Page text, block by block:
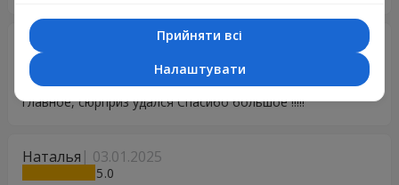
Виктория 29.04.2025
Супер,вы лучшие!!! Цветы классные,свежие. Самое
главное, сюрприз удался Спасибо большое !!!!!
Наталья 03.01.2025
5
Прийняти всі
Налаштувати